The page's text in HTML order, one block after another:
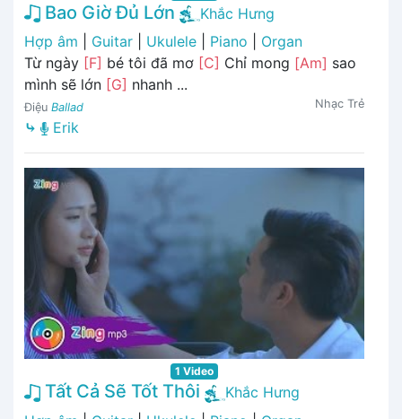
Bao Giờ Đủ Lớn
Khắc Hưng
Hợp âm
Guitar Ukulele Piano
Organ
Từ ngày [F] bé tôi đã mơ [C] Chỉ mong [Am] sao
mình sẽ lớn [G] nhanh ...
Điệu Ballad Nhạc Trẻ
⤷ Erik
1 Video
Tất Cả Sẽ Tốt Thôi
Khắc Hưng